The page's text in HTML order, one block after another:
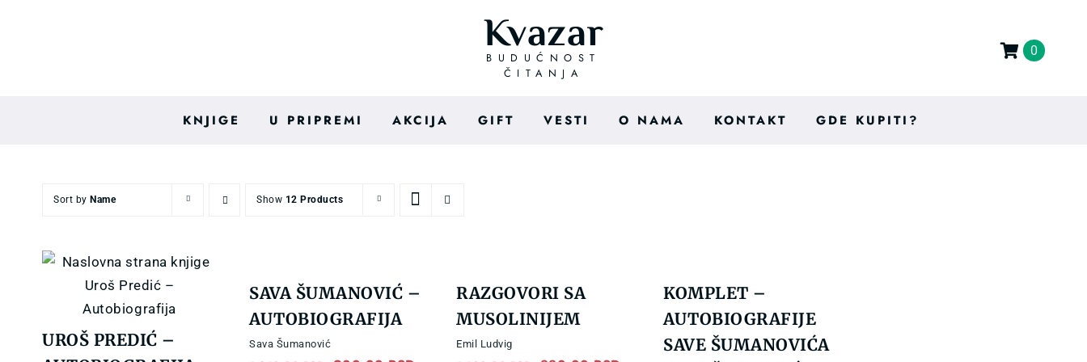
Kvazar
BUDUĆNOST
ČITANJA
0
KNJIGE U PRIPREMI AKCIJA GIFT VESTI O NAMA KONTAKT GDE KUPITI?
Sort by Name Show 12 Products
UROŠ PREDIĆ –
SAVA ŠUMANOVIĆ –
AUTOBIOGRAFIJA
Sava Šumanović
RAZGOVORI SA
MUSOLINIJEM
Emil Ludvig
KOMPLET –
AUTOBIOGRAFIJE
SAVE ŠUMANOVIĆA